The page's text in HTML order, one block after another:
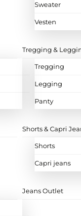
Sweater
Vesten
Tregging &
Tregging
Legging
Panty
Shorts & Capri
Shorts
Capri jeans
Jeans Outlet